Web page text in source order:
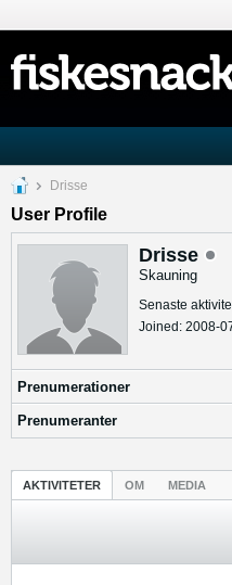
Drisse
User Profile
Drisse
Skauning
Senaste
Joined: 2008-
Prenumerationer
Prenumeranter
AKTIVITETER OM MEDIA